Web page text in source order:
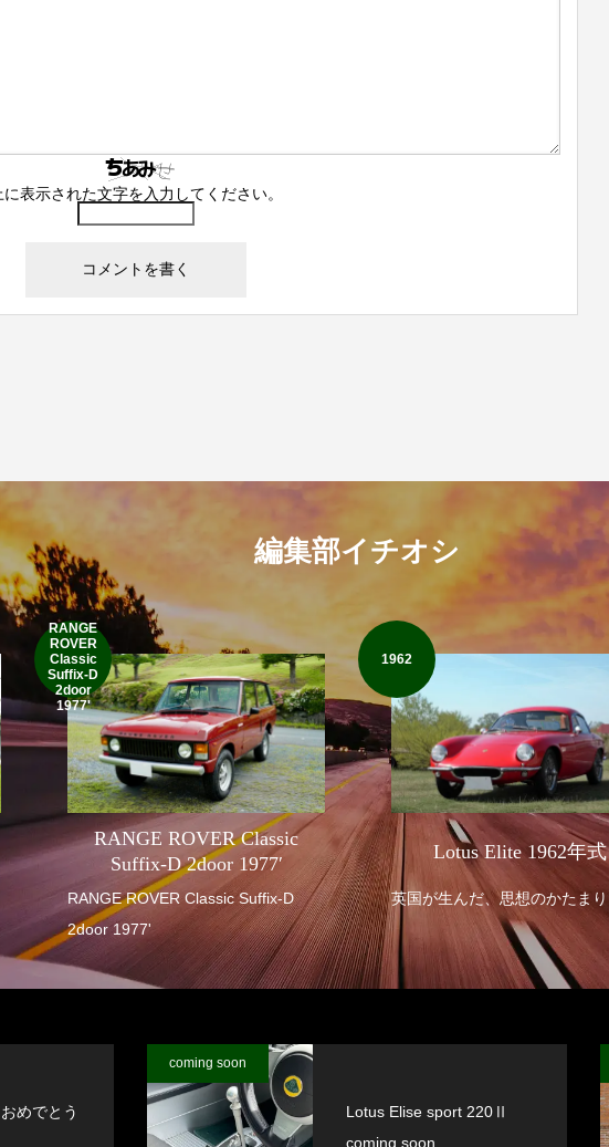
に表示された文字を入力してください。
編集部イチオシ
RANGE
ROVER
Classic
Suffix-D
2door
1977'
RANGE ROVER Classic
Suffix-D 2door 1977′
RANGE ROVER Classic Suffix-D
2door 1977'
1962
Lotus Elite 1962年式
英国が生んだ、思想のかたまり
めでとう
coming soon
Lotus Elise sport 220Ⅱ
coming soon